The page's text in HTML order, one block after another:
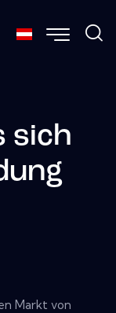
sich
Markt von